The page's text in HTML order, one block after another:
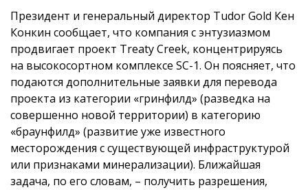
Президент и генеральный директор Tudor Gold Кен
Конкин сообщает, что компания с энтузиазмом
продвигает проект Treaty Creek, концентрируясь
на высокосортном комплексе SC-1. Он поясняет, что
подаются дополнительные заявки для перевода
проекта из категории «гринфилд» (разведка на
совершенно новой территории) в категорию
«браунфилд» (развитие уже известного
месторождения с существующей инфраструктурой
или признаками минерализации). Ближайшая
задача, по его словам, – получить разрешения,